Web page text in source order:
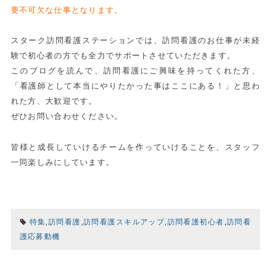
要不可欠な仕事となります。
スターク訪問看護ステーションでは、訪問看護のお仕事が未経
験で初心者の方でも全力でサポートさせていただきます。
このブログを読んで、訪問看護にご興味を持ってくれた方、
「看護師として本当にやりたかった事はここにある！」と思わ
れた方、大歓迎です。
ぜひお問い合わせください。
皆様と成長していけるチームを作っていけることを、スタッフ
一同楽しみにしています。
特集 訪問看護 訪問看護スキルアップ 訪問看護初心者 訪問看
護応募動機